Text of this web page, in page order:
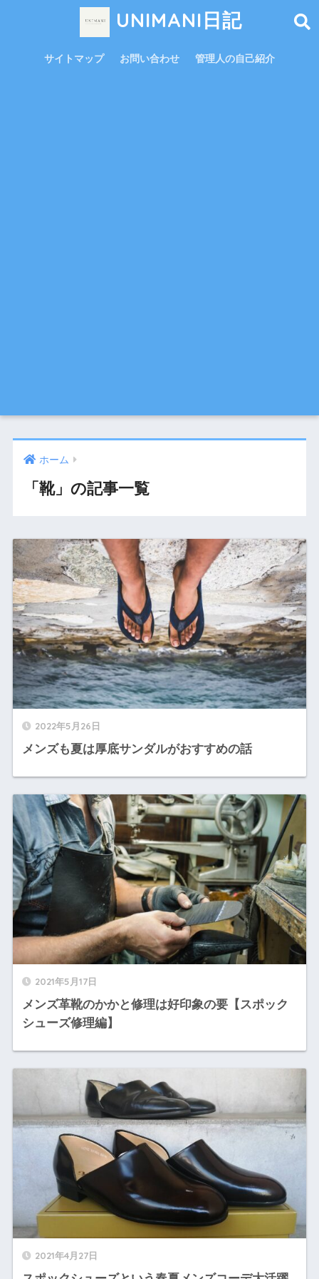
UNIMANI日記
サイトマップ お問い合わせ 管理人の自己紹介
ホーム
「靴」の記事一覧
2022年5月26日
メンズも夏は厚底サンダルがおすすめの話
2021年5月17日
メンズ革靴のかかと修理は好印象の要【スポック
シューズ修理編】
2021年4月27日